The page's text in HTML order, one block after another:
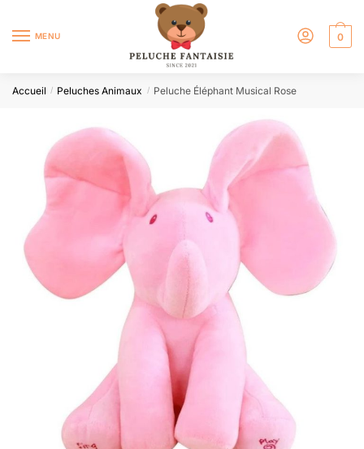
MENU 0
Accueil / Peluches Animaux / Peluche Éléphant Musical Rose